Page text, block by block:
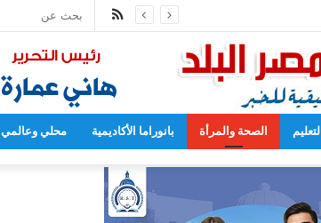
ملخص
الموقع
RSS
الصحة والمرأة بانوراما الأكاديمية محلي وعالمي